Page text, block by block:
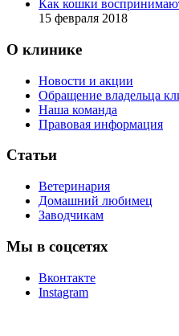
Как кошки
15 февраля 2018
О клинике
Новости и акции
Обращение владельца
Наша команда
Правовая информация
Статьи
Ветеринария
Домашний любимец
Заводчикам
Мы в соцсетях
Вконтакте
Instagram